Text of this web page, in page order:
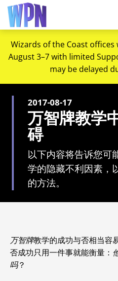
Wizards of the Coast
August 3–7 with limited
may be delayed
2017-08-17
万智牌教学
碍
以下内容将告诉您可
学的隐藏不利因素，
的方法。
万智牌教学的成功与否相当容
否成功只用一件事就能衡量：
吗？